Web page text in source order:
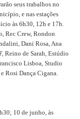
seus trabalhos no
e nas estações
às 6h30, 12h e 17h.
Rec Crew, Rondon
Dani Rosa, Ana
Reino de Sarah, Estúdio
Lisboa, Studio
Rosi Dança Cigana.
10 de junho, às